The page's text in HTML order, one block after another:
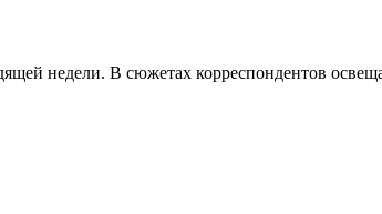
недели. В сюжетах корреспондентов